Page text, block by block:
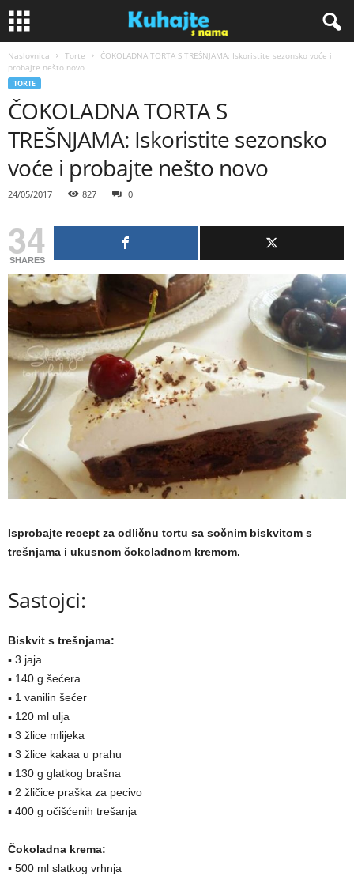
Naslovnica Torte
ČOKOLADNA TORTA S TREŠNJAMA: Iskoristite sezonsko voće i
probajte nešto novo
TORTE
ČOKOLADNA TORTA S
TREŠNJAMA: Iskoristite sezonsko
voće i probajte nešto novo
24/05/2017 827 0
34
SHARES
Isprobajte recept za odličnu tortu sa sočnim biskvitom s
trešnjama i ukusnom čokoladnom kremom.
Sastojci:
Biskvit s trešnjama:
▪ 3 jaja
▪ 140 g šećera
▪ 1 vanilin šećer
▪ 120 ml ulja
▪ 3 žlice mlijeka
▪ 3 žlice kakaa u prahu
▪ 130 g glatkog brašna
▪ 2 žličice praška za pecivo
▪ 400 g očišćenih trešanja
Čokoladna krema:
▪ 500 ml slatkog vrhnja